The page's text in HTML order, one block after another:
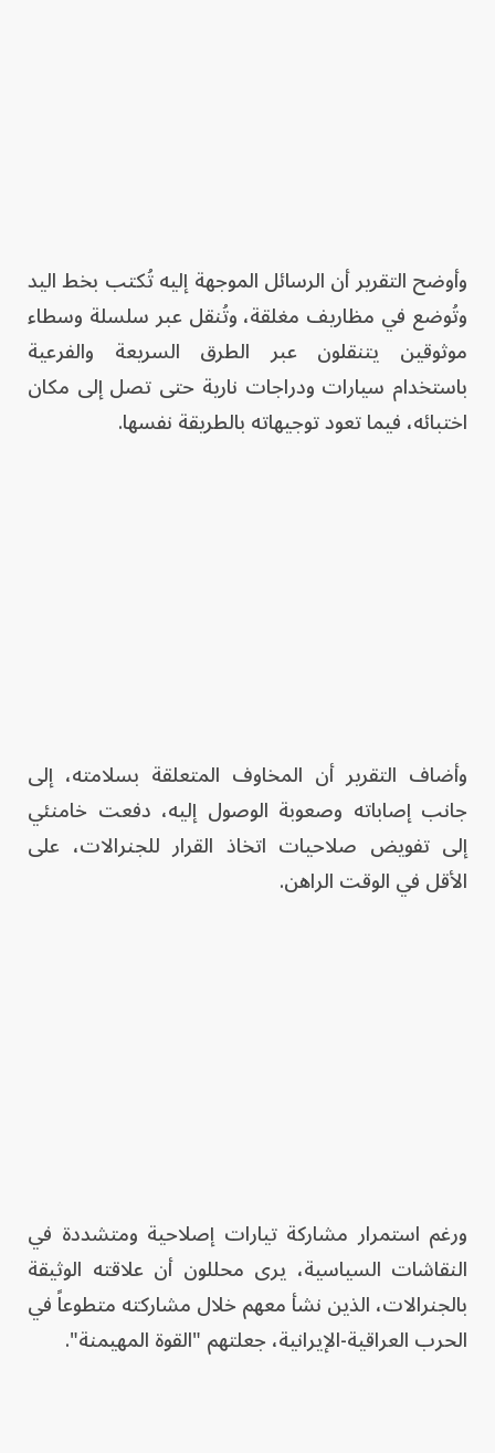
وأوضح التقرير أن الرسائل الموجهة إليه تُكتب بخط اليد
وتُوضع في مظاريف مغلقة، وتُنقل عبر سلسلة وسطاء
موثوقين يتنقلون عبر الطرق السريعة والفرعية
باستخدام سيارات ودراجات نارية حتى تصل إلى مكان
اختبائه، فيما تعود توجيهاته بالطريقة نفسها.
وأضاف التقرير أن المخاوف المتعلقة بسلامته، إلى
جانب إصاباته وصعوبة الوصول إليه، دفعت خامنئي
إلى تفويض صلاحيات اتخاذ القرار للجنرالات، على
الأقل في الوقت الراهن.
ورغم استمرار مشاركة تيارات إصلاحية ومتشددة في
النقاشات السياسية، يرى محللون أن علاقته الوثيقة
بالجنرالات، الذين نشأ معهم خلال مشاركته متطوعاً في
الحرب العراقية-الإيرانية، جعلتهم "القوة المهيمنة".